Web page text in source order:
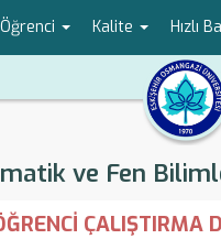
Öğrenci Kalite Hızlı
ve Fen
ÇALIŞTIRMA